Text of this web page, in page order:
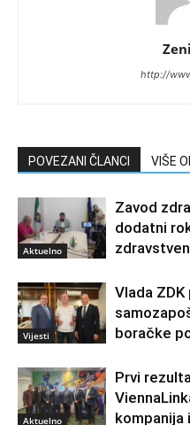
http://
POVEZANI ČLANCI VIŠE
Aktuelno
Zavod
dodatni
Vijesti
Vlada
boračke
Aktuelno
Prvi
kompanija